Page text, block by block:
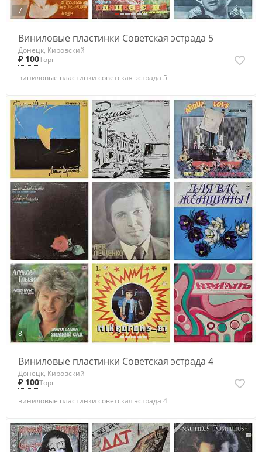
7
Виниловые пластинки Советская эстрада 5
Донецк, Кировский
₽ 100Торг
виниловые пластинки советская эстрада 5
8
Виниловые пластинки Советская эстрада 4
Донецк, Кировский
₽ 100Торг
виниловые пластинки советская эстрада 4